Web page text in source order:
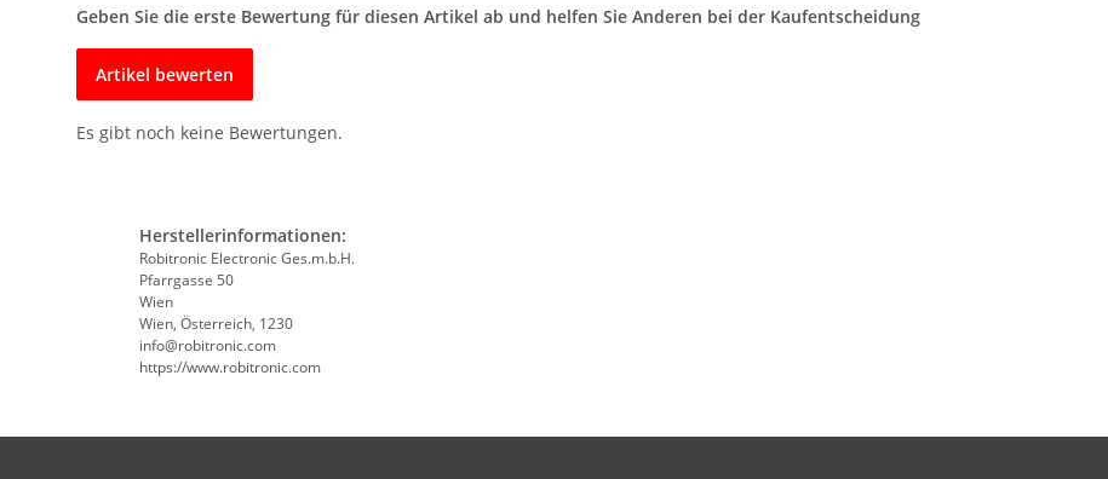
Geben Sie die erste Bewertung für diesen Artikel ab und helfen Sie Anderen bei der Kaufentscheidung
Artikel bewerten
Es gibt noch keine Bewertungen.
Herstellerinformationen:
Robitronic Electronic Ges.m.b.H.
Pfarrgasse 50
Wien
Wien, Österreich, 1230
info@robitronic.com
https://www.robitronic.com